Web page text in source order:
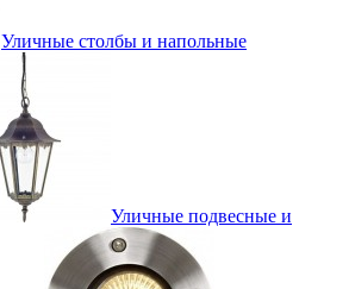
Уличные столбы и напольные
Уличные подвесные и